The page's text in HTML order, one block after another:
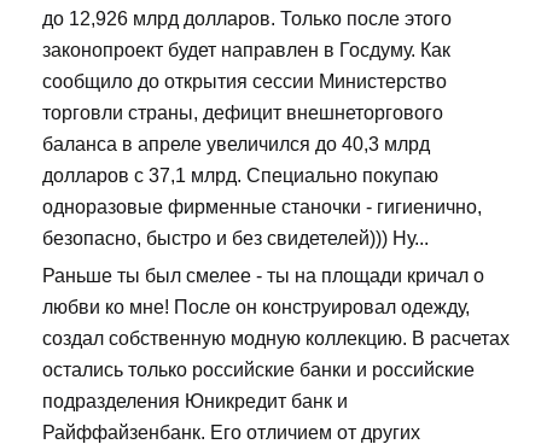
до 12,926 млрд долларов. Только после этого
законопроект будет направлен в Госдуму. Как
сообщило до открытия сессии Министерство
торговли страны, дефицит внешнеторгового
баланса в апреле увеличился до 40,3 млрд
долларов с 37,1 млрд. Специально покупаю
одноразовые фирменные станочки - гигиенично,
безопасно, быстро и без свидетелей))) Ну...
Раньше ты был смелее - ты на площади кричал о
любви ко мне! После он конструировал одежду,
создал собственную модную коллекцию. В расчетах
остались только российские банки и российские
подразделения Юникредит банк и
Райффайзенбанк. Его отличием от других